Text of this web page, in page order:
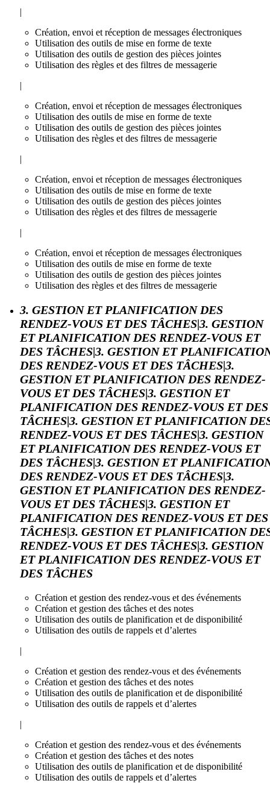
|
Création, envoi et réception de messages électroniques
Utilisation des outils de mise en forme de texte
Utilisation des outils de gestion des pièces jointes
Utilisation des règles et des filtres de messagerie
|
Création, envoi et réception de messages électroniques
Utilisation des outils de mise en forme de texte
Utilisation des outils de gestion des pièces jointes
Utilisation des règles et des filtres de messagerie
|
Création, envoi et réception de messages électroniques
Utilisation des outils de mise en forme de texte
Utilisation des outils de gestion des pièces jointes
Utilisation des règles et des filtres de messagerie
|
Création, envoi et réception de messages électroniques
Utilisation des outils de mise en forme de texte
Utilisation des outils de gestion des pièces jointes
Utilisation des règles et des filtres de messagerie
3. GESTION ET PLANIFICATION DES
RENDEZ-VOUS ET DES TÂCHES|3. GESTION
ET PLANIFICATION DES RENDEZ-VOUS ET
DES TÂCHES|3. GESTION ET
DES RENDEZ-VOUS ET DES TÂCHES|3.
GESTION ET PLANIFICATION DES RENDEZ-
VOUS ET DES TÂCHES|3. GESTION ET
PLANIFICATION DES RENDEZ-VOUS ET DES
TÂCHES|3. GESTION ET PLANIFICATION
RENDEZ-VOUS ET DES TÂCHES|3. GESTION
ET PLANIFICATION DES RENDEZ-VOUS ET
DES TÂCHES|3. GESTION ET
DES RENDEZ-VOUS ET DES TÂCHES|3.
GESTION ET PLANIFICATION DES RENDEZ-
VOUS ET DES TÂCHES|3. GESTION ET
PLANIFICATION DES RENDEZ-VOUS ET DES
TÂCHES|3. GESTION ET PLANIFICATION
RENDEZ-VOUS ET DES TÂCHES|3. GESTION
ET PLANIFICATION DES RENDEZ-VOUS ET
DES TÂCHES
Création et gestion des rendez-vous et des événements
Création et gestion des tâches et des notes
Utilisation des outils de planification et de disponibilité
Utilisation des outils de rappels et d’alertes
|
Création et gestion des rendez-vous et des événements
Création et gestion des tâches et des notes
Utilisation des outils de planification et de disponibilité
Utilisation des outils de rappels et d’alertes
|
Création et gestion des rendez-vous et des événements
Création et gestion des tâches et des notes
Utilisation des outils de planification et de disponibilité
Utilisation des outils de rappels et d’alertes